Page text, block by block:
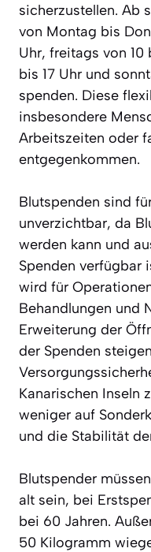
sicherzustellen. Ab
von Montag bis
Uhr, freitags von 10
bis 17 Uhr und
spenden. Diese
insbesondere
Arbeitszeiten oder
entgegenkommen.
Blutspenden sind
unverzichtbar, da
werden kann und
Spenden verfügbar
wird für
Behandlungen und
Erweiterung der
der Spenden
Kanarischen Inseln
weniger auf
und die Stabilität
Blutspender
alt sein, bei
bei 60 Jahren.
50 Kilogramm